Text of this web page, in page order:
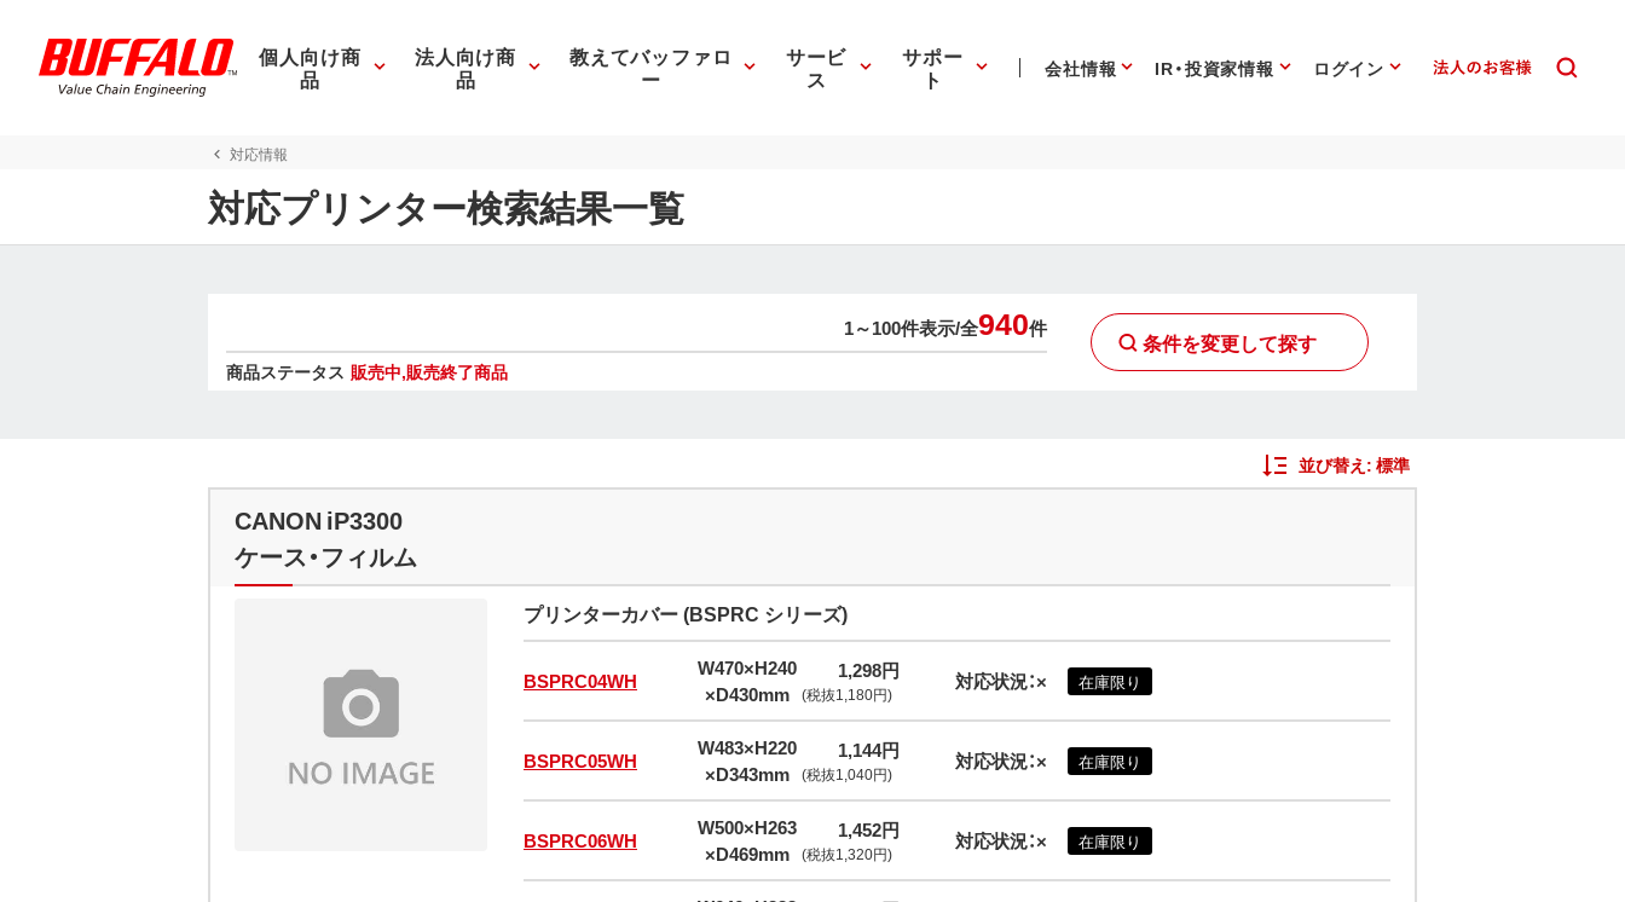
個人向け商
品
法人向け商
品
教えてバッファロ
ー
サービ
ス
サポー
ト 会社情報 IR・投資家情報 ログイン
対応情報
対応プリンター検索結果一覧
1～100件表示/全940件
商品ステータス 販売中,販売終了商品
条件を変更して探す
並び替え: 標準
CANON iP3300
ケース・フィルム
プリンターカバー (BSPRC シリーズ)
BSPRC04WH
W470×H240
×D430mm
1,298円
(税抜1,180円) 対応状況：× 在庫限り
BSPRC05WH
W483×H220
×D343mm
1,144円
(税抜1,040円) 対応状況：× 在庫限り
BSPRC06WH
W500×H263
×D469mm
1,452円
(税抜1,320円) 対応状況：× 在庫限り